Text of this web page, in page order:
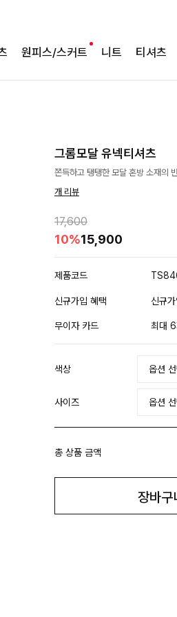
원피스/스커트 니트 티셔츠
그롬모달 유넥티셔츠
쫀득하고 탱탱한 모달 혼방 소재의
개 리뷰
17,600
10%15,900
제품코드
신규가입 혜택 신규
무이자 카드 최대
색상
사이즈
총 상품 금액
장바구